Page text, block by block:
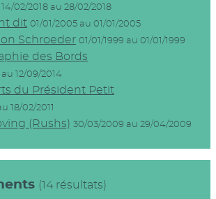
14/02/2018 au 28/02/2018
dit 01/01/2005 au 01/01/2005
Schroeder 01/01/1999 au 01/01/1999
des Bords
12/09/2014
du Président Petit
18/02/2011
(Rushs) 30/03/2009 au 29/04/2009
(14 résultats)